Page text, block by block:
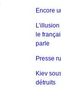
Encore
le
parle
Presse
Kiev
détruits